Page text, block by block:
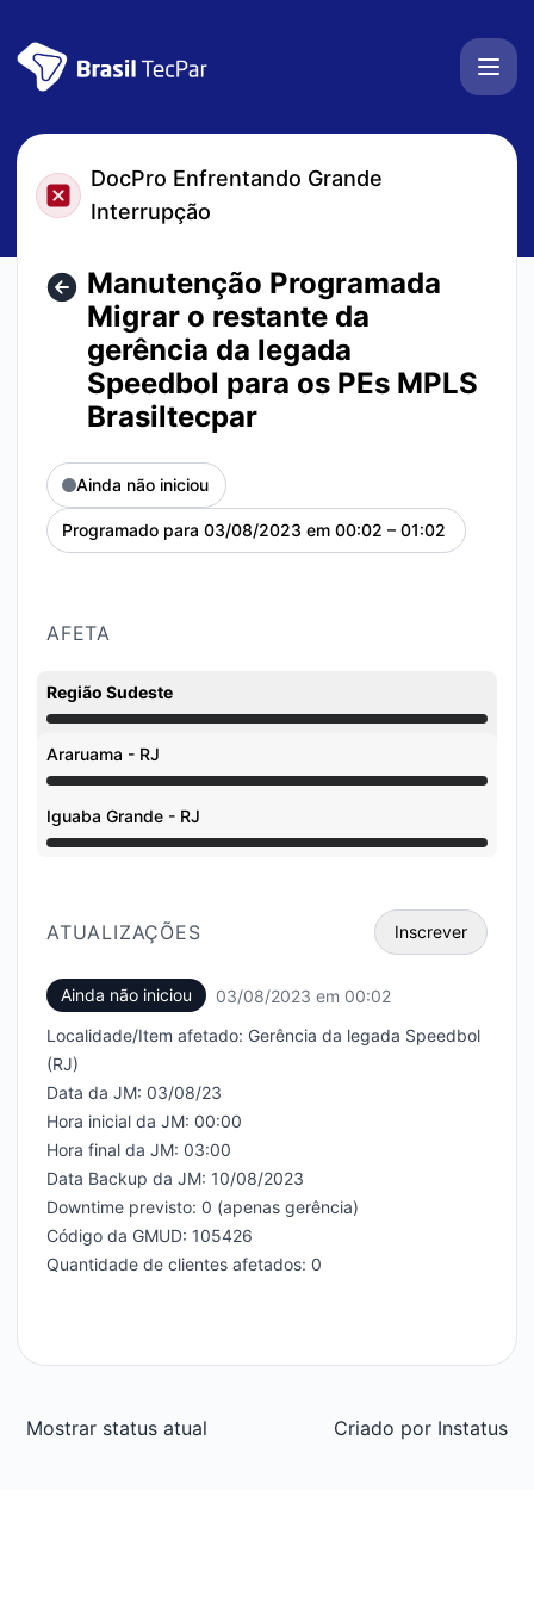
DocPro Enfrentando Grande
Interrupção
Manutenção Programada
Migrar o restante da
gerência da legada
Speedbol para os PEs MPLS
Brasiltecpar
Ainda não iniciou
Programado para 03/08/2023 em 00:02 – 01:02 UTC
AFETA
Região Sudeste
Manutenção undefined 12:02 AM para 12:00 AM
Araruama - RJ
Manutenção undefined 12:02 AM para 12:00 AM
Iguaba Grande - RJ
Manutenção undefined 12:02 AM para 12:00 AM
ATUALIZAÇÕES Inscrever
Ainda não iniciou 03/08/2023 em 00:02
Localidade/Item afetado: Gerência da legada Speedbol
(RJ)
Data da JM: 03/08/23
Hora inicial da JM: 00:00
Hora final da JM: 03:00
Data Backup da JM: 10/08/2023
Downtime previsto: 0 (apenas gerência)
Código da GMUD: 105426
Quantidade de clientes afetados: 0
Mostrar status atual Criado por Instatus